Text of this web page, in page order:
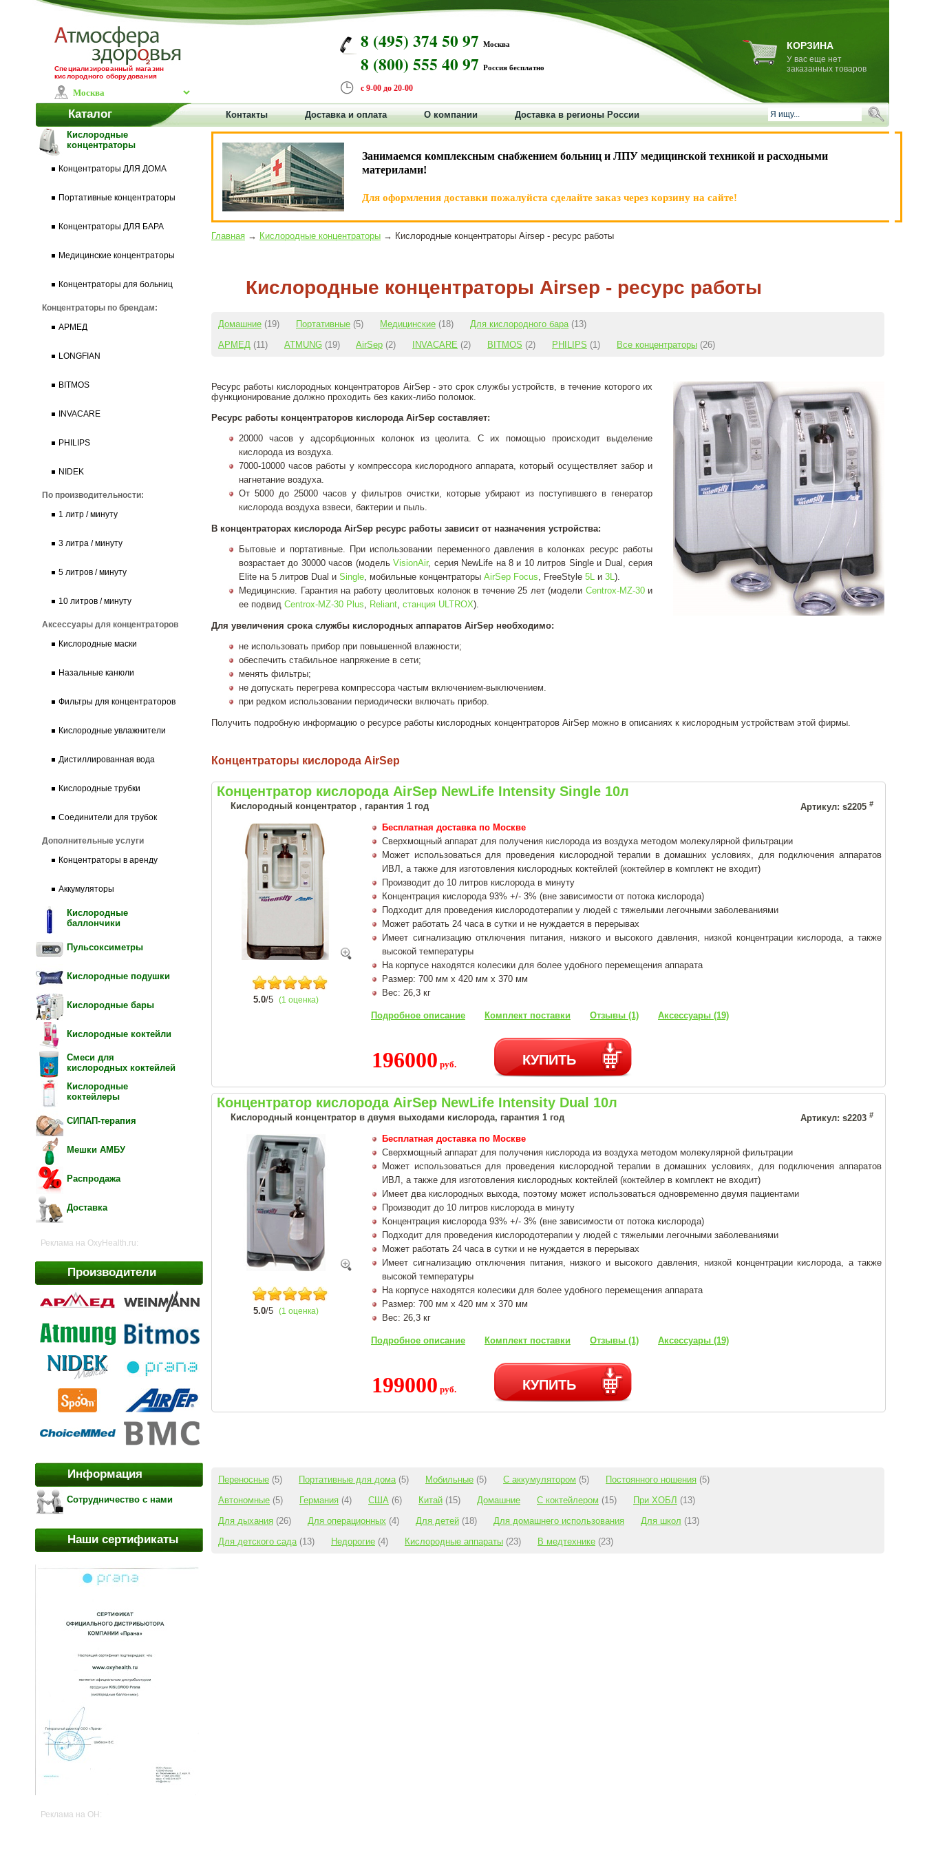
Специализированный магазин
кислородного оборудования
8 (495) 374 50 97 Москва
8 (800) 555 40 97 Россия бесплатно
с 9-00 до 20-00
КОРЗИНА
У вас еще нет
заказанных товаров
Каталог Контакты Доставка и оплата О компании
Доставка в регионы России
Кислородные
концентраторы
Концентраторы ДЛЯ ДОМА
Портативные концентраторы
Концентраторы ДЛЯ БАРА
Медицинские концентраторы
Концентраторы для больниц
Концентраторы по брендам:
АРМЕД
LONGFIAN
BITMOS
INVACARE
PHILIPS
NIDEK
По производительности:
1 литр / минуту
3 литра / минуту
5 литров / минуту
10 литров / минуту
Аксессуары для концентраторов
Кислородные маски
Назальные канюли
Фильтры для концентраторов
Кислородные увлажнители
Дистиллированная вода
Кислородные трубки
Соединители для трубок
Дополнительные услуги
Концентраторы в аренду
Аккумуляторы
Кислородные
баллончики
Пульсоксиметры
Кислородные подушки
Кислородные бары
Кислородные коктейли
Смеси для
кислородных коктейлей
Кислородные
коктейлеры
СИПАП-терапия
Мешки АМБУ
Распродажа
Доставка
Реклама на OxyHealth.ru:
Производители
Информация
Сотрудничество с нами
Наши сертификаты
Реклама на OH:
Занимаемся комплексным снабжением больниц и ЛПУ медицинской техникой и расходными
материлами!
Для оформления доставки пожалуйста сделайте заказ через корзину на сайте!
Главная → Кислородные концентраторы → Кислородные концентраторы Airsep - ресурс работы
Кислородные концентраторы Airsep - ресурс работы
Домашние (19) Портативные (5) Медицинские (18) Для кислородного бара (13)
АРМЕД (11) ATMUNG (19) AirSep (2) INVACARE (2) BITMOS (2) PHILIPS (1) Все концентраторы (26)
Ресурс работы кислородных концентраторов AirSep - это срок службы устройств, в течение которого их
функционирование должно проходить без каких-либо поломок.
Ресурс работы концентраторов кислорода AirSep составляет:
20000 часов у адсорбционных колонок из цеолита. С их помощью происходит выделение
кислорода из воздуха.
7000-10000 часов работы у компрессора кислородного аппарата, который осуществляет забор и
нагнетание воздуха.
От 5000 до 25000 часов у фильтров очистки, которые убирают из поступившего в генератор
кислорода воздуха взвеси, бактерии и пыль.
В концентраторах кислорода AirSep ресурс работы зависит от назначения устройства:
Бытовые и портативные. При использовании переменного давления в колонках ресурс работы
возрастает до 30000 часов (модельVisionAir, серия NewLife на 8 и 10 литров Single и Dual, серия
Elite на 5 литров Dual и Single , мобильные концентраторы AirSep Focus , FreeStyle 5L и 3L ).
Медицинские. Гарантия на работу цеолитовых колонок в течение 25 лет (модели Centrox-MZ-30и
ее подвид Centrox-MZ-30 Plus Reliant станция ULTROX).
Для увеличения срока службы кислородных аппаратов AirSep необходимо:
не использовать прибор при повышенной влажности;
обеспечить стабильное напряжение в сети;
менять фильтры;
не допускать перегрева компрессора частым включением-выключением.
при редком использовании периодически включать прибор.
Получить подробную информацию о ресурсе работы кислородных концентраторов AirSep можно в описаниях к кислородным устройствам этой фирмы.
Концентраторы кислорода AirSep
Концентратор кислорода AirSep NewLife Intensity Single 10л
Кислородный концентратор , гарантия 1 год Артикул: s2205 #
5.0/5 (1 оценка)
Бесплатная доставка по Москве
Сверхмощный аппарат для получения кислорода из воздуха методом молекулярной фильтрации
Может использоваться для проведения кислородной терапии в домашних условиях, для подключения аппаратов
ИВЛ, а также для изготовления кислородных коктейлей (коктейлер в комплект не входит)
Производит до 10 литров кислорода в минуту
Концентрация кислорода 93% +/- 3% (вне зависимости от потока кислорода)
Подходит для проведения кислородотерапии у людей с тяжелыми легочными заболеваниями
Может работать 24 часа в сутки и не нуждается в перерывах
Имеет сигнализацию отключения питания, низкого и высокого давления, низкой концентрации кислорода, а также
высокой температуры
На корпусе находятся колесики для более удобного перемещения аппарата
Размер: 700 мм х 420 мм х 370 мм
Вес: 26,3 кг
Подробное описание Комплект поставки Отзывы (1) Аксессуары (19)
196000 руб. КУПИТЬ
Концентратор кислорода AirSep NewLife Intensity Dual 10л
Кислородный концентратор в двумя выходами кислорода, гарантия 1 год Артикул: s2203 #
5.0/5 (1 оценка)
Бесплатная доставка по Москве
Сверхмощный аппарат для получения кислорода из воздуха методом молекулярной фильтрации
Может использоваться для проведения кислородной терапии в домашних условиях, для подключения аппаратов
ИВЛ, а также для изготовления кислородных коктейлей (коктейлер в комплект не входит)
Имеет два кислородных выхода, поэтому может использоваться одновременно двумя пациентами
Производит до 10 литров кислорода в минуту
Концентрация кислорода 93% +/- 3% (вне зависимости от потока кислорода)
Подходит для проведения кислородотерапии у людей с тяжелыми легочными заболеваниями
Может работать 24 часа в сутки и не нуждается в перерывах
Имеет сигнализацию отключения питания, низкого и высокого давления, низкой концентрации кислорода, а также
высокой температуры
На корпусе находятся колесики для более удобного перемещения аппарата
Размер: 700 мм х 420 мм х 370 мм
Вес: 26,3 кг
Подробное описание Комплект поставки Отзывы (1) Аксессуары (19)
199000 руб. КУПИТЬ
Переносные (5) Портативные для дома (5) Мобильные (5) С аккумулятором (5) Постоянного ношения (5)
Автономные (5) Германия (4) США (6) Китай (15) Домашние С коктейлером (15) При ХОБЛ (13)
Для дыхания (26) Для операционных (4) Для детей (18) Для домашнего использования Для школ (13)
Для детского сада (13) Недорогие (4) Кислородные аппараты (23) В медтехнике (23)